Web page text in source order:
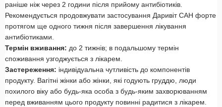
раніше ніж через 2 години після прийому антибіотиків.
Рекомендується продовжувати застосування Даривіт САН форте
протягом ще одного тижня після завершення лікування
антибіотиками.
Термін вживання: до 2 тижнів; в подальшому термін
споживання узгоджується з лікарем.
Застереження: індивідуальна чутливість до компонентів
продукту. Вагітні жінки або жінки, які годують груддю, люди
похилого віку або будь-яка особа з будь-яким захворюванням
перед вживанням цього продукту повинні радитися з лікарем.